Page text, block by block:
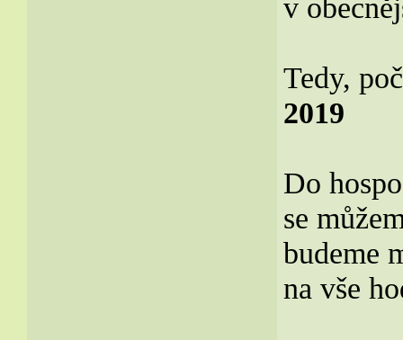
v
Tedy,
2019
Do
se
budeme
na vše